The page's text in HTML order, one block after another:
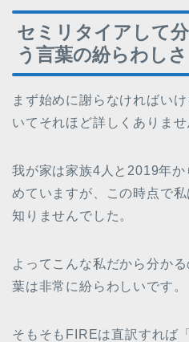
セミリタイアして
う言葉の紛らわしさ
まず始めに謝らなければい
いてそれほど詳しくありませ
我が家は家族4人と2019年
めていますが、この時点で
知りませんでした。
よってこんな私だから分か
葉は非常に紛らわしいです。
そもそもFIREは直訳すれば